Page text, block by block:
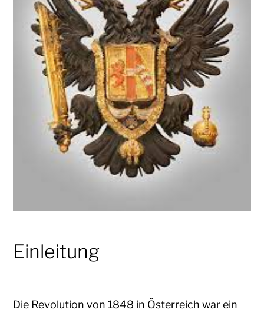
Einleitung
Die Revolution von 1848 in Österreich war ein